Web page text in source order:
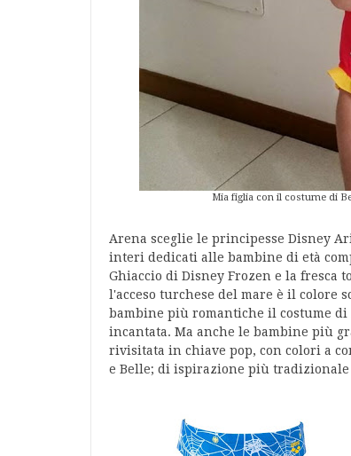
Mia figlia con il costume di
Arena sceglie le principesse Disney
interi dedicati alle bambine di età
Ghiaccio di Disney Frozen e la fresca
l'acceso turchese del mare è il colore
bambine più romantiche il costume
incantata. Ma anche le bambine più
rivisitata in chiave pop, con colori a
e Belle; di ispirazione più